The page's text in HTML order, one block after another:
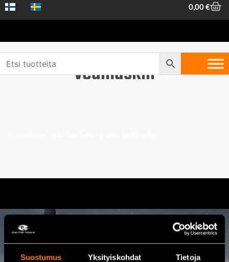
Suostumus Yksityiskohdat Tietoja
0,00€
vedmaskin
Kontakta oss